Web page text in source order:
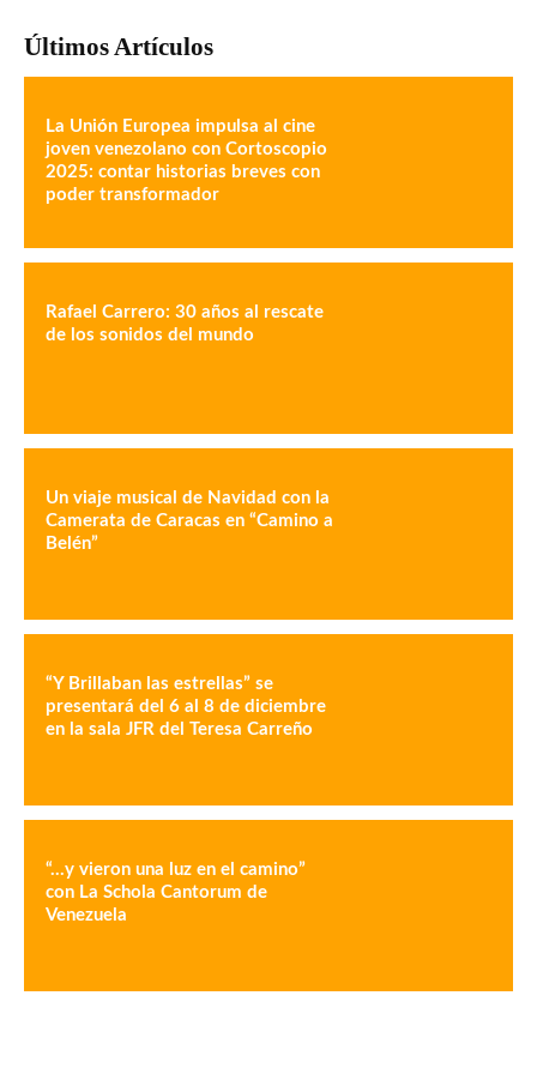
Últimos Artículos
La Unión Europea impulsa al cine
joven venezolano con Cortoscopio
2025: contar historias breves con
poder transformador
Rafael Carrero: 30 años al rescate
de los sonidos del mundo
Un viaje musical de Navidad con la
Camerata de Caracas en “Camino a
Belén”
“Y Brillaban las estrellas” se
presentará del 6 al 8 de diciembre
en la sala JFR del Teresa Carreño
“…y vieron una luz en el camino”
con La Schola Cantorum de
Venezuela